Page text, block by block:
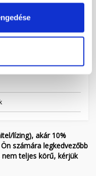
lízing), akár 10%
számára legkedvezőbb
teljes körű, kérjük